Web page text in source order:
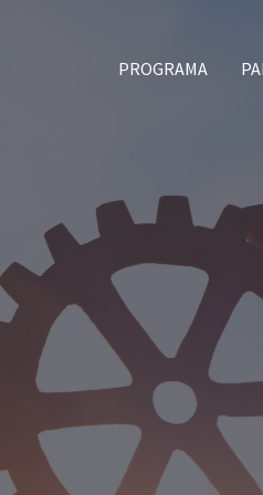
PROGRAMA
Atividade Cultural
pelo AmbientalIST